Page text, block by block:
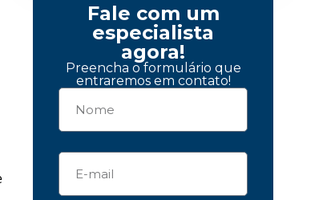
Fale com um
especialista
agora!
Preencha o formulário que
entraremos em contato!